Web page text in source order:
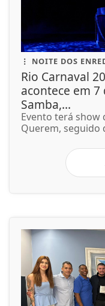
NOITE DOS
Rio Carnaval
acontece em
Samba,...
Evento terá show
Querem, seguido